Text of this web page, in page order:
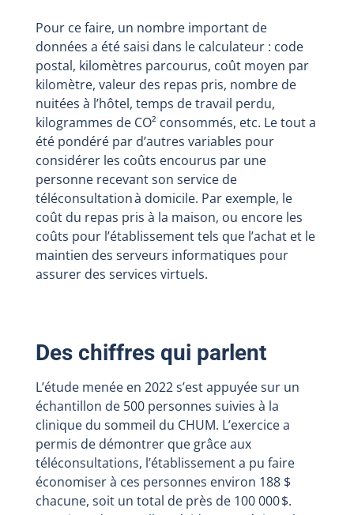
Pour ce faire, un nombre important de
données a été saisi dans le calculateur : code
postal, kilomètres parcourus, coût moyen par
kilomètre, valeur des repas pris, nombre de
nuitées à l’hôtel, temps de travail perdu,
kilogrammes de CO² consommés, etc. Le tout a
été pondéré par d’autres variables pour
considérer les coûts encourus par une
personne recevant son service de
téléconsultation à domicile. Par exemple, le
coût du repas pris à la maison, ou encore les
coûts pour l’établissement tels que l’achat et le
maintien des serveurs informatiques pour
assurer des services virtuels.
Des chiffres qui parlent
L’étude menée en 2022 s’est appuyée sur un
échantillon de 500 personnes suivies à la
clinique du sommeil du CHUM. L’exercice a
permis de démontrer que grâce aux
téléconsultations, l’établissement a pu faire
économiser à ces personnes environ 188 $
chacune, soit un total de près de 100 000 $.